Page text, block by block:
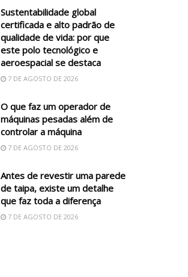
Sustentabilidade global
certificada e alto padrão de
qualidade de vida: por que
este polo tecnológico e
aeroespacial se destaca
7 DE AGOSTO DE 2026
O que faz um operador de
máquinas pesadas além de
controlar a máquina
7 DE AGOSTO DE 2026
Antes de revestir uma parede
de taipa, existe um detalhe
que faz toda a diferença
7 DE AGOSTO DE 2026